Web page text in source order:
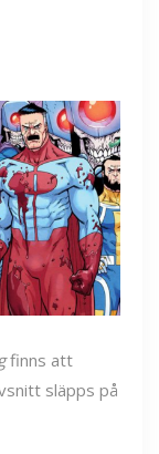
finns att
släpps på